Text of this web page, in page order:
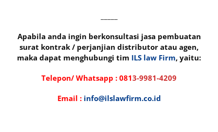
Apabila anda ingin berkonsultasi jasa pembuatan
surat kontrak / perjanjian distributor atau agen,
maka dapat menghubungi tim ILS law Firm, yaitu:
Telepon/ Whatsapp : 0813-9981-4209
Email : info@ilslawfirm.co.id